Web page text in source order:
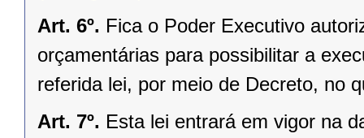
Art. 6º. Fica o Poder Executivo
orçamentárias para possibilitar a
referida lei, por meio de Decreto, no
Art. 7º. Esta lei entrará em vigor na